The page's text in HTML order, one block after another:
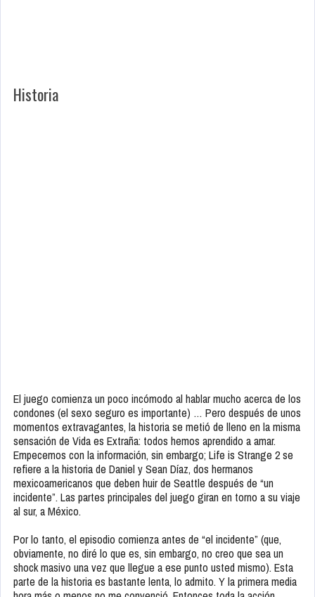
Historia
El juego comienza un poco incómodo al hablar mucho acerca de los
condones (el sexo seguro es importante) … Pero después de unos
momentos extravagantes, la historia se metió de lleno en la misma
sensación de Vida es Extraña: todos hemos aprendido a amar.
Empecemos con la información, sin embargo; Life is Strange 2 se
refiere a la historia de Daniel y Sean Díaz, dos hermanos
mexicoamericanos que deben huir de Seattle después de “un
incidente”. Las partes principales del juego giran en torno a su viaje
al sur, a México.
Por lo tanto, el episodio comienza antes de “el incidente” (que,
obviamente, no diré lo que es, sin embargo, no creo que sea un
shock masivo una vez que llegue a ese punto usted mismo). Esta
parte de la historia es bastante lenta, lo admito. Y la primera media